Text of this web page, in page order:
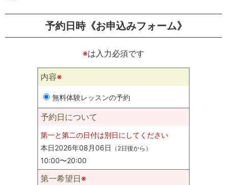
予約日時《お申込みフォーム》
※は入力必須です
内容※
無料体験レッスンの予約
予約日について
第一と第二の日付は別日にしてください
本日2026年08月06日 （2日後から）
10:00〜20:00
第一希望日※